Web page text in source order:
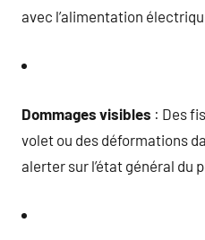
avec l’alimentation
Dommages visibles : Des
volet ou des déformations
alerter sur l’état général du